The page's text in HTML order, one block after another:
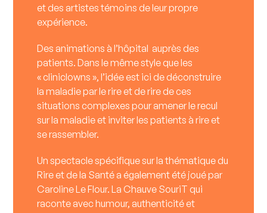
et des artistes témoins de leur propre
expérience.
Des animations à l’hôpital auprès des
patients. Dans le même style que les
« cliniclowns », l’idée est ici de déconstruire
la maladie par le rire et de rire de ces
situations complexes pour amener le recul
sur la maladie et inviter les patients à rire et
se rassembler.
Un spectacle spécifique sur la thématique du
Rire et de la Santé a également été joué par
Caroline Le Flour.La Chauve SouriTqui
raconte avec humour, authenticité et